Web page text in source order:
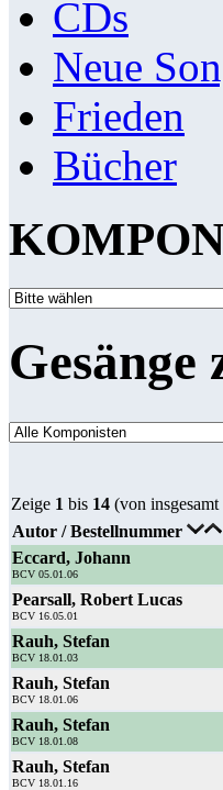
CDs
Neue
Frieden
Bücher
Gesänge
Zeige 1 bis 14 (von insgesamt
Autor / Bestellnummer
Eccard, Johann
BCV 05.01.06
Pearsall, Robert Lucas
BCV 16.05.01
Rauh, Stefan
BCV 18.01.03
Rauh, Stefan
BCV 18.01.06
Rauh, Stefan
BCV 18.01.08
Rauh, Stefan
BCV 18.01.16